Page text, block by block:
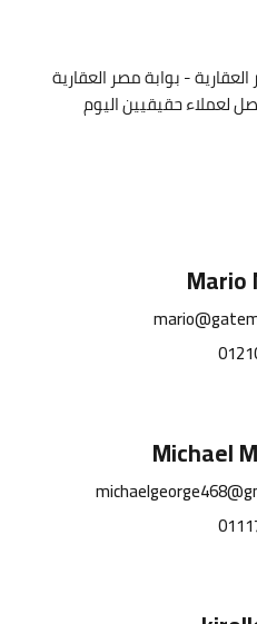
- بوابة مصر العقارية
لعملاء حقيقيين اليوم
Mario
Michael